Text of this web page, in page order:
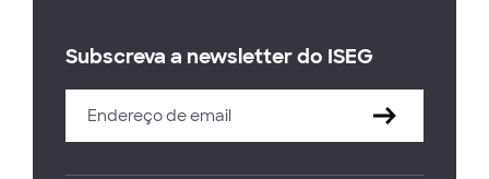
Subscreva a newsletter do ISEG